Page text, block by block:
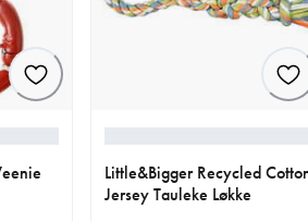
Little&Bigger Recycled
Jersey Tauleke Løkke